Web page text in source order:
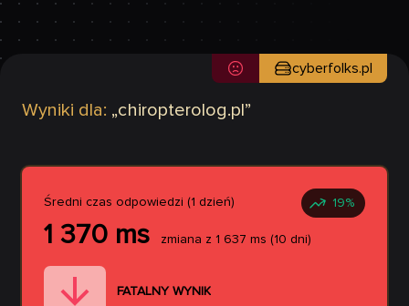
Wyniki dla: „chiropterolog.pl ”
cyberfolks.pl
Średni czas odpowiedzi (1 dzień) 19%
1 370 ms zmiana z 1 637 ms (10 dni)
FATALNY WYNIK